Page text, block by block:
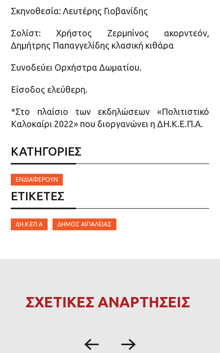
Σκηνοθεσία: Λευτέρης Γιοβανίδης
Σολίστ: Χρήστος Ζερμπίνος ακορντεόν,
Δημήτρης Παπαγγελίδης κλασική κιθάρα
Συνοδεύει Ορχήστρα Δωματίου.
Είσοδος ελεύθερη.
*Στο πλαίσιο των εκδηλώσεων «Πολιτιστικό
Καλοκαίρι 2022» που διοργανώνει η ΔΗ.Κ.Ε.Π.Α.
ΚΑΤΗΓΟΡΙΕΣ
ΕΝΔΙΑΦΈΡΟΥΝ
ΕΤΙΚΈΤΕΣ
ΔΗ.Κ.ΕΠ.Α ΔΉΜΟΣ ΑΙΓΙΑΛΕΊΑΣ
ΣΧΕΤΙΚΕΣ ΑΝΑΡΤΗΣΕΙΣ